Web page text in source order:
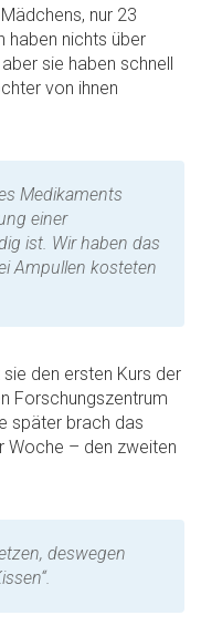
nur 23
haben nichts über
sie haben schnell
von ihnen
Medikaments
einer
ist. Wir haben das
Ampullen kosteten
den ersten Kurs der
Forschungszentrum
später brach das
Woche – den zweiten
deswegen